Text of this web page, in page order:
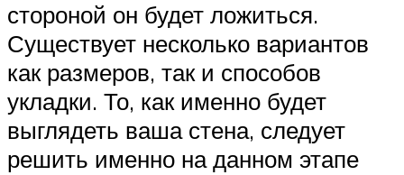
стороной он будет ложиться.
Существует несколько вариантов
как размеров, так и способов
укладки. То, как именно будет
выглядеть ваша стена, следует
решить именно на данном этапе